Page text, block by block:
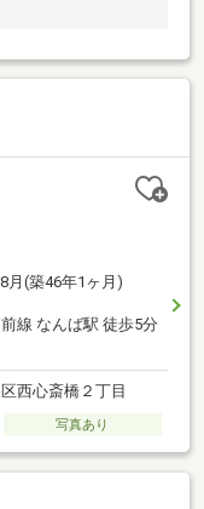
月(築46年1ヶ月)
線 なんば駅 徒歩5分
西心斎橋２丁目
写真あり